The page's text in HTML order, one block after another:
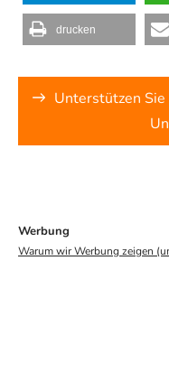
drucken
Unterstützen Sie
Werbung
Warum wir Werbung zeigen